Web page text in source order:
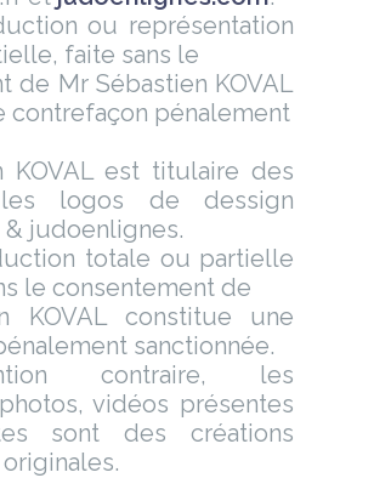
ou représentation
faite sans le
de Mr Sébastien KOVAL
contrefaçon pénalement
KOVAL est titulaire des
logos de dessign
judoenlignes.
totale ou partielle
le consentement de
KOVAL constitue une
sanctionnée.
contraire, les
vidéos présentes
sont des créations